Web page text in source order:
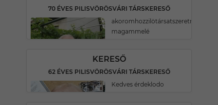
70 ÉVES PILISVÖRÖSVÁRI TÁRSKERESŐ
akoromhozzilötársatszeretnék
magammelé
KERESŐ
62 ÉVES PILISVÖRÖSVÁRI TÁRSKERESŐ
Kedves érdeklodo